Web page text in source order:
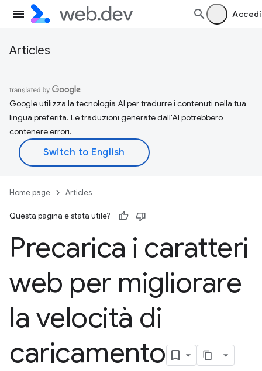
Accedi
Articles
Google utilizza la tecnologia AI per tradurre i contenuti nella tua
lingua preferita. Le traduzioni generate dall'AI potrebbero
contenere errori.
Home page Articles
Questa pagina è stata utile?
Precarica i caratteri
web per migliorare
la velocità di
caricamento